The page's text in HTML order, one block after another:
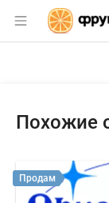
Раздел
Похожие
Продам